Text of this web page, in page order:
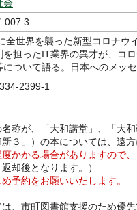
会
007.3
全世界を襲った新型コロナウ
を担ったIT業界の異才が、コ
について語る。日本へのメッセ
2399-1
称が、「大和講堂」、「大和
３」）の本については、遠
かかる場合がありますので、
却後となります。）
予約をお願いいたします。
、市町図書館支援のため優先